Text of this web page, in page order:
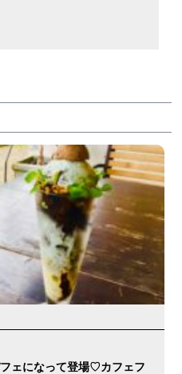
ェになって登場♡カフェフ